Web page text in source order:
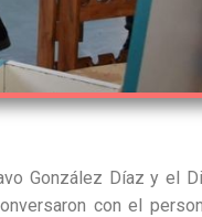
González Díaz y el
con el